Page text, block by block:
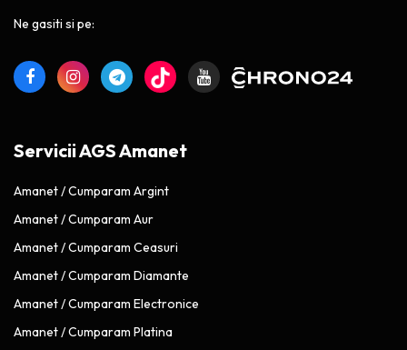
Ne gasiti si pe:
Servicii AGS Amanet
Amanet / Cumparam Argint
Amanet / Cumparam Aur
Amanet / Cumparam Ceasuri
Amanet / Cumparam Diamante
Amanet / Cumparam Electronice
Amanet / Cumparam Platina